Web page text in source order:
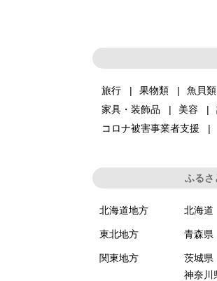
旅行 果物類 魚貝類
家具・装飾品
美容
コロナ被害事業者支援
ふるさ
北海道地方 北海道
東北地方 青森県
関東地方 茨城県
神奈川